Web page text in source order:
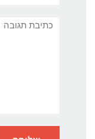
תגובה